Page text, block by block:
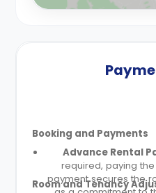
Booking and Payments
Advance Rental
required, paying
payment secures the
Room and Tenancy